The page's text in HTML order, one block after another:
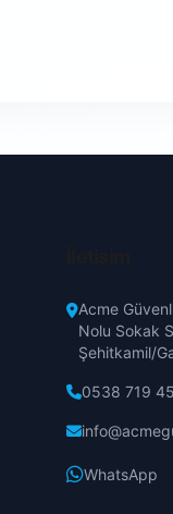
Acme
Nolu Sokak
Şehitkamil/
0538 719
WhatsApp